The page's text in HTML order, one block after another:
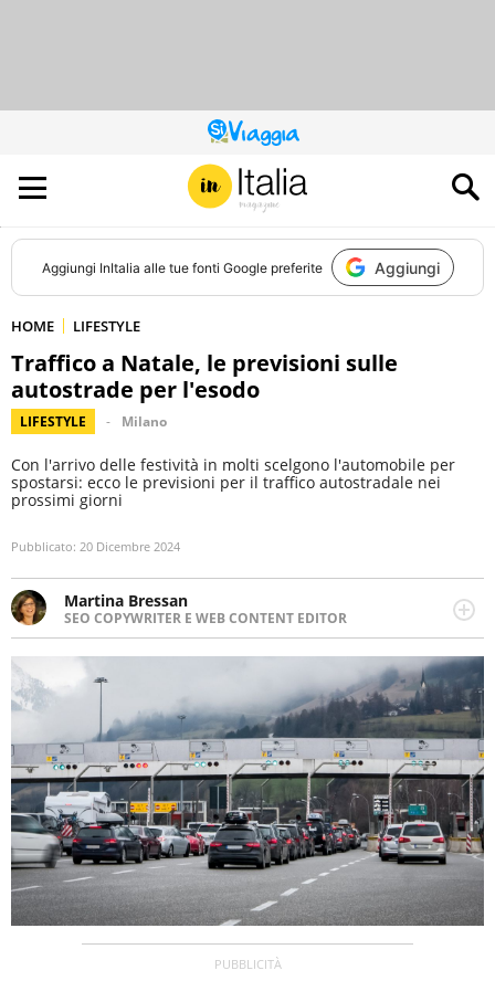
QUESTO
SITO
CONTRIBUISCE
ALL’AUDIENCE
DI
Aggiungi InItalia alle tue fonti Google preferite Aggiungi
HOME LIFESTYLE
Traffico a Natale, le previsioni sulle
autostrade per l'esodo
LIFESTYLE Milano
Con l'arrivo delle festività in molti scelgono l'automobile per
spostarsi: ecco le previsioni per il traffico autostradale nei
prossimi giorni
Pubblicato: 20 Dicembre 2024
Martina Bressan
SEO COPYWRITER E WEB CONTENT EDITOR
Appassionata di viaggi, di trail running e di yoga, ama
scoprire nuovi posti e nuove culture. Curiosa,
determinata e intraprendente adora leggere ma
soprattutto scrivere.